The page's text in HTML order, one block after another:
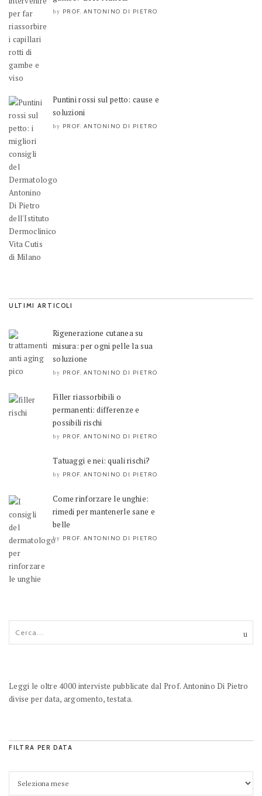
by PROF. ANTONINO DI PIETRO
Puntini rossi sul petto: cause e
soluzioni
by PROF. ANTONINO DI PIETRO
ULTIMI ARTICOLI
Rigenerazione cutanea su
misura: per ogni pelle la sua
soluzione
by PROF. ANTONINO DI PIETRO
Filler riassorbibili o
permanenti: differenze e
possibili rischi
by PROF. ANTONINO DI PIETRO
Tatuaggi e nei: quali rischi?
by PROF. ANTONINO DI PIETRO
Come rinforzare le unghie:
rimedi per mantenerle sane e
belle
by PROF. ANTONINO DI PIETRO
Leggi le oltre 4000 interviste pubblicate dal Prof. Antonino Di Pietro
divise per data, argomento, testata.
FILTRA PER DATA